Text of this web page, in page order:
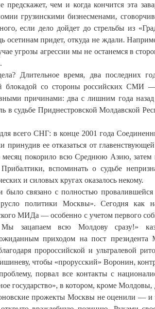
предскажет, чем и когда кончится эта
грузинскими бизнесменами,
если дело дойдет до стрельбы из
придет, откуда не ждали.
угрозы агрессии мы не останемся в
Длительное время, два последних
блокадой со стороны российских СМИ
причинами: два с лишним года
в судьбе Приднестровской Молдавской
всего СНГ: в конце 2001 года
ее отказаться от
покорило всю Среднюю Азию,
вспоминать о судьбе
и силовых кругах оказалось некому.
связано с полностью провалившейся
политики Москвы». Сегодня как
МИДа — особенно с учетом первого
зацапаем всю Молдову сразу!»
приходом на пост президента
пророссийской и ультралевой
чтобы «прорусский» Воронин,
порвал все контакты с
государство», в котором, кроме
прожекты Москвы не оценили — и